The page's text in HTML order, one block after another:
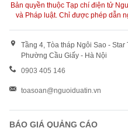
Bản quyền thuộc Tạp chí điện tử
và Pháp luật. Chỉ được phép dẫn
Tầng 4, Tòa tháp Ngôi Sao -
Phường Cầu Giấy - Hà Nội
0903 405 146
toasoan@nguoiduatin.vn
BÁO GIÁ QUẢNG CÁO